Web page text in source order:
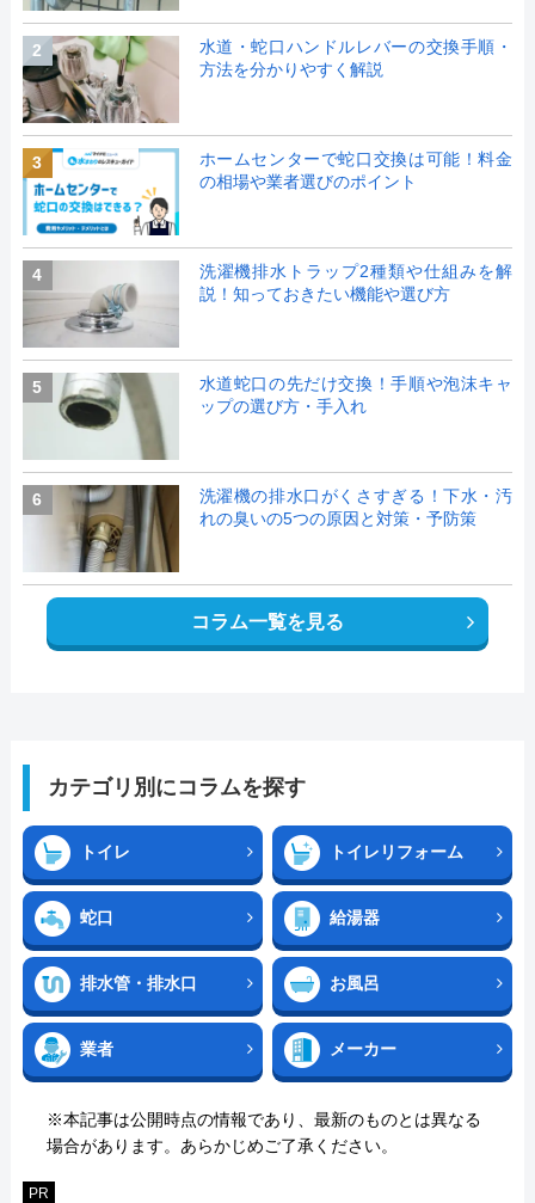
2
水道・蛇口ハンドルレバーの交換手順・
方法を分かりやすく解説
3
ホームセンターで蛇口交換は可能！料金
の相場や業者選びのポイント
4
洗濯機排水トラップ2種類や仕組みを解
説！知っておきたい機能や選び方
5
水道蛇口の先だけ交換！手順や泡沫キャ
ップの選び方・手入れ
6
洗濯機の排水口がくさすぎる！下水・汚
れの臭いの5つの原因と対策・予防策
コラム一覧を見る
カテゴリ別にコラムを探す
トイレ トイレリフォーム
蛇口 給湯器
排水管・排水口 お風呂
業者 メーカー
※本記事は公開時点の情報であり、最新のものとは異なる
場合があります。あらかじめご了承ください。
PR